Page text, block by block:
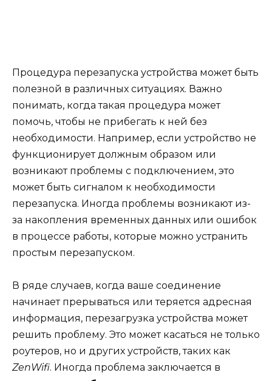
Процедура перезапуска устройства может быть
полезной в различных ситуациях. Важно
понимать, когда такая процедура может
помочь, чтобы не прибегать к ней без
необходимости. Например, если устройство не
функционирует должным образом или
возникают проблемы с подключением, это
может быть сигналом к необходимости
перезапуска. Иногда проблемы возникают из-
за накопления временных данных или ошибок
в процессе работы, которые можно устранить
простым перезапуском.
В ряде случаев, когда ваше соединение
начинает прерываться или теряется адресная
информация, перезагрузка устройства может
решить проблему. Это может касаться не только
роутеров, но и других устройств, таких как
ZenWifi. Иногда проблема заключается в